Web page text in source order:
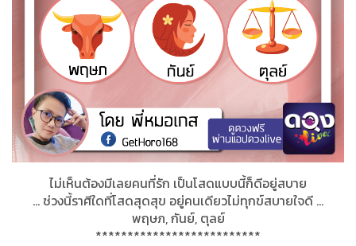
ไม่เห็นต้องมีเลยคนที่รัก เป็นโสดแบบนี้​ก็ดีอยู่สบาย
... ช่วงนี้ราศีใดที่โสดสุดสุข​ อยู่​คนเดียว​ไม่ทุกข์​สบายใจดี ...
พฤษภ, กันย์, ตุลย์​
**************************